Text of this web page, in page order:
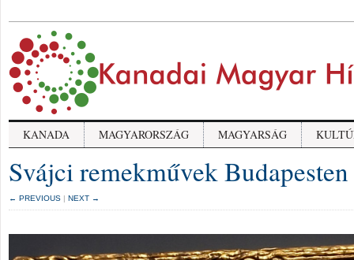
KANADA MAGYARORSZÁG MAGYARSÁG
Svájci remekművek Budapesten
← PREVIOUS | NEXT →